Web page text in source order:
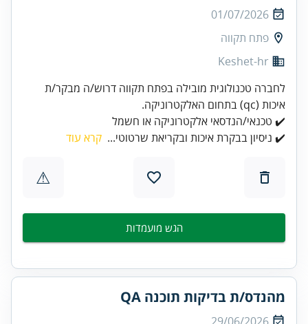
01/07/2026
פתח תקווה
Keshet-hr
לחברה טכנולוגית מובילה בפתח תקווה דרוש/ה מבקר/ת
איכות (qc) בתחום האלקטרוניקה.
✔️ טכנאי/הנדסאי אלקטרוניקה או חשמל
✔️ ניסיון בבקרת איכות ובקריאת שרטוטי... קרא עוד
⚠
הגש מועמדות
מהנדס/ת בדיקות תוכנה QA